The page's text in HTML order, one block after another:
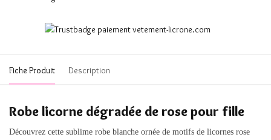
Fiche Produit Description
Robe licorne dégradée de rose pour fille
Découvrez cette sublime robe blanche ornée de motifs de licornes rose